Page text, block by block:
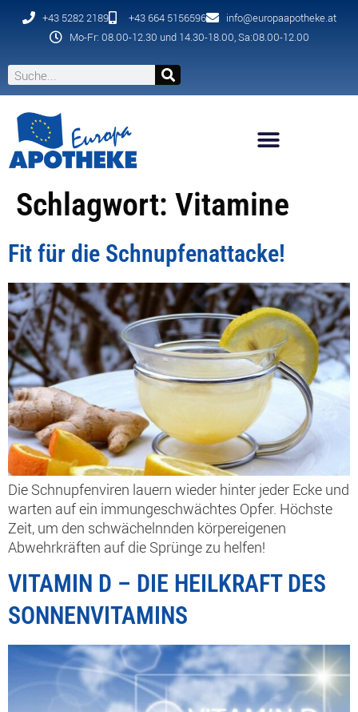
+43 5282 2189 +43 664 5156596
info@europaapotheke.at
Mo-Fr: 08.00-12.30 und 14.30-18.00, Sa:08.00-12.00
Schlagwort: Vitamine
Fit für die Schnupfenattacke!
Die Schnupfenviren lauern wieder hinter jeder Ecke und
warten auf ein immungeschwächtes Opfer. Höchste
Zeit, um den schwächelnnden körpereigenen
Abwehrkräften auf die Sprünge zu helfen!
VITAMIN D – DIE HEILKRAFT DES
SONNENVITAMINS